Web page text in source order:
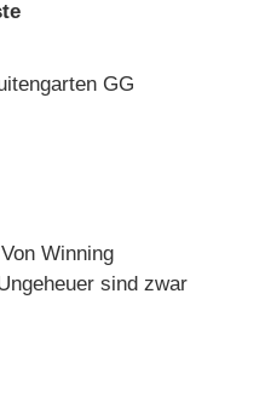
GG
Winning
sind zwar